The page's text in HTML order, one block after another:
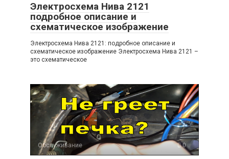
Электросхема Нива 2121
подробное описание и
схематическое изображение
Электросхема Нива 2121: подробное описание и
схематическое изображение Электросхема Нива 2121 –
это схематическое
Обслуживание 0